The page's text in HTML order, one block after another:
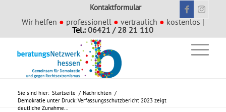
Kontaktformular
Wir helfen ● professionell ● vertraulich ● kostenlos |
Tel.:06421 / 28 21 110
Sie sind hier: Startseite / Nachrichten /
Demokratie unter Druck: Verfassungsschutzbericht 2023 zeigt
deutliche Zunahme...